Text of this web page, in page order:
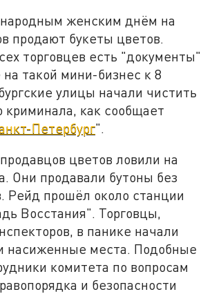
женским днём на
продают букеты цветов.
торговцев есть "документы"
такой мини-бизнес к 8
улицы начали чистить
криминала, как сообщает
Петербург".
цветов ловили на
Они продавали бутоны без
Рейд прошёл около станции
Восстания". Торговцы,
в панике начали
насиженные места. Подобные
комитета по вопросам
и безопасности